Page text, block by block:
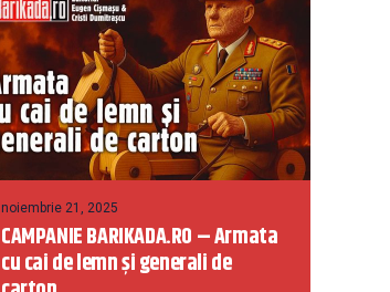
noiembrie 21, 2025
CAMPANIE BARIKADA.RO – Armata
cu cai de lemn și generali de